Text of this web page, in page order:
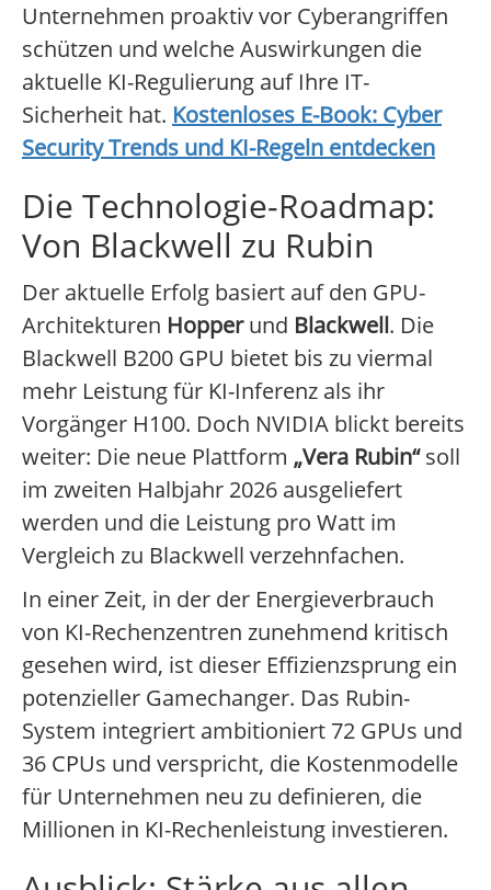
Unternehmen proaktiv vor Cyberangriffen
schützen und welche Auswirkungen die
aktuelle KI-Regulierung auf Ihre IT-
Sicherheit hat. Kostenloses E-Book: Cyber
Security Trends und KI-Regeln entdecken
Die Technologie-Roadmap:
Von Blackwell zu Rubin
Der aktuelle Erfolg basiert auf den GPU-
Architekturen Hopperund Blackwell. Die
Blackwell B200 GPU bietet bis zu viermal
mehr Leistung für KI-Inferenz als ihr
Vorgänger H100. Doch NVIDIA blickt bereits
weiter: Die neue Plattform „Vera Rubin“soll
im zweiten Halbjahr 2026 ausgeliefert
werden und die Leistung pro Watt im
Vergleich zu Blackwell verzehnfachen.
In einer Zeit, in der der Energieverbrauch
von KI-Rechenzentren zunehmend kritisch
gesehen wird, ist dieser Effizienzsprung ein
potenzieller Gamechanger. Das Rubin-
System integriert ambitioniert 72 GPUs und
36 CPUs und verspricht, die Kostenmodelle
für Unternehmen neu zu definieren, die
Millionen in KI-Rechenleistung investieren.